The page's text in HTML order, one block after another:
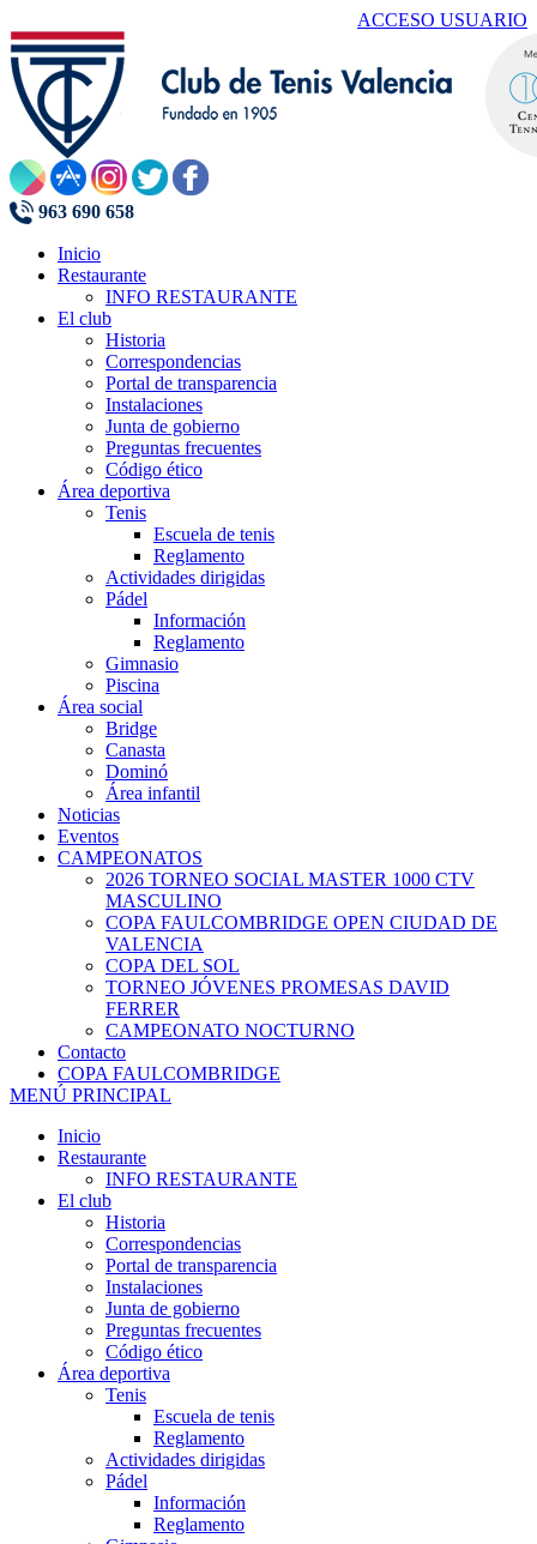
ACCESO USUARIO
963 690 658
Inicio
Restaurante
INFO RESTAURANTE
El club
Historia
Correspondencias
Portal de transparencia
Instalaciones
Junta de gobierno
Preguntas frecuentes
Código ético
Área deportiva
Tenis
Escuela de tenis
Reglamento
Actividades dirigidas
Pádel
Información
Reglamento
Gimnasio
Piscina
Área social
Bridge
Canasta
Dominó
Área infantil
Noticias
Eventos
CAMPEONATOS
2026 TORNEO SOCIAL MASTER 1000 CTV
MASCULINO
COPA FAULCOMBRIDGE OPEN CIUDAD DE
VALENCIA
COPA DEL SOL
TORNEO JÓVENES PROMESAS DAVID
FERRER
CAMPEONATO NOCTURNO
Contacto
COPA FAULCOMBRIDGE
MENÚ PRINCIPAL
Inicio
Restaurante
INFO RESTAURANTE
El club
Historia
Correspondencias
Portal de transparencia
Instalaciones
Junta de gobierno
Preguntas frecuentes
Código ético
Área deportiva
Tenis
Escuela de tenis
Reglamento
Actividades dirigidas
Pádel
Información
Reglamento